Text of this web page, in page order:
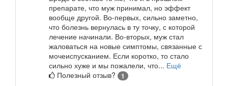
препарате, что муж принимал, но эффект
вообще другой. Во-первых, сильно заметно,
что болезнь вернулась в ту точку, с которой
лечение начинали. Во-вторых, муж стал
жаловаться на новые симптомы, связанные с
мочеиспусканием. Если коротко, то стало
сильно хуже и мы пожалели, что... Ещё
Полезный отзыв?
1